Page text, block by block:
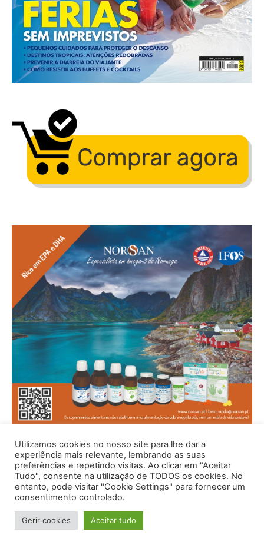
© 1996 - 2026 -Saúde e Bem Estar - Hosted and Designed By
Utilizamos cookies no nosso site para lhe dar a
experiência mais relevante, lembrando as suas
preferências e repetindo visitas. Ao clicar em "Aceitar
Tudo", consente na utilização de TODOS os cookies. No
entanto, pode visitar "Cookie Settings" para fornecer um
consentimento controlado.
Gerir cookies Aceitar tudo